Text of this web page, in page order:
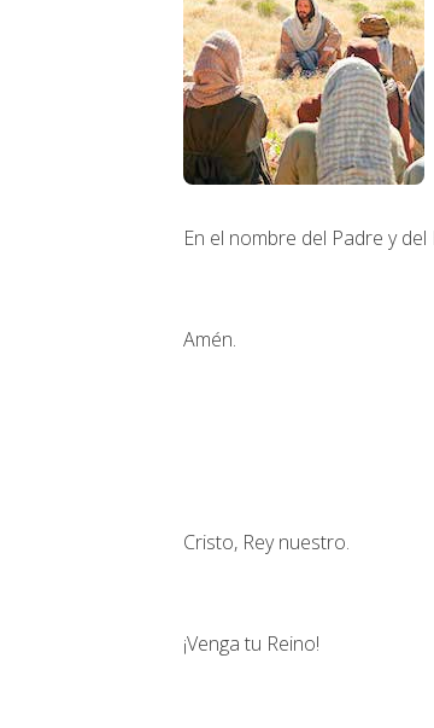
En el nombre del Padre y
Amén.
Cristo, Rey nuestro.
¡Venga tu Reino!